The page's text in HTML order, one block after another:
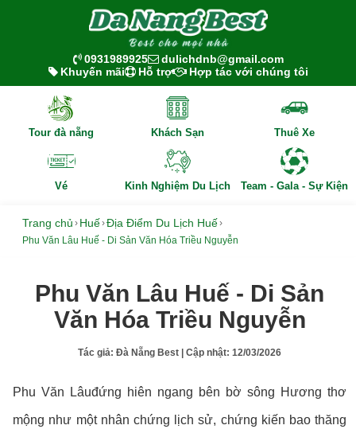
0931989925
dulichdnb@gmail.com
Khuyến mãi
Hỗ trợ Hợp tác với chúng tôi
Tour đà nẵng Khách Sạn Thuê Xe
Vé Kinh Nghiệm Du Lịch Team - Gala - Sự Kiện
Trang chủ › Huế›Địa Điểm Du Lịch Huế›
Phu Văn Lâu Huế - Di Sản Văn Hóa Triều Nguyễn
Phu Văn Lâu Huế - Di Sản
Văn Hóa Triều Nguyễn
Tác giả:Đà Nẵng Best | Cập nhật:12/03/2026
Phu Văn Lâuđứng hiên ngang bên bờ sông Hương thơ
mộng như một nhân chứng lịch sử, chứng kiến bao thăng